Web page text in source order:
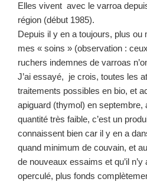
Elles vivent avec le varroa
région (début 1985).
Depuis il y en a toujours, plus ou
mes « soins » (observation :
ruchers indemnes de varroas
J’ai essayé, je crois, toutes les
traitements possibles en bio, et
apiguard (thymol) en septembre,
quantité très faible, c’est un
connaissent bien car il y en a
quand minimum de couvain, et
de nouveaux essaims et qu’il
operculé, plus fonds